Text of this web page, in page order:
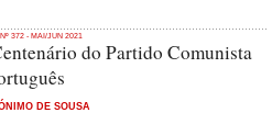
372 - MAI/JUN 2021
do Partido Comunista
DE SOUSA